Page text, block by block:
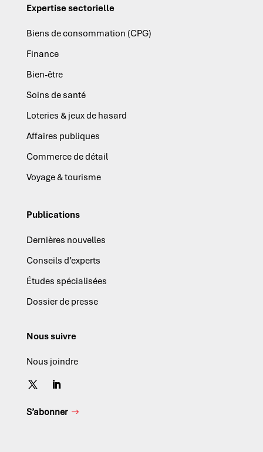
Expertise sectorielle
Biens de consommation (CPG)
Finance
Bien-être
Soins de santé
Loteries & jeux de hasard
Affaires publiques
Commerce de détail
Voyage & tourisme
Publications
Dernières nouvelles
Conseils d’experts
Études spécialisées
Dossier de presse
Nous suivre
Nous joindre
S’abonner